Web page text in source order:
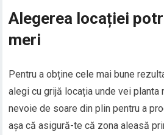
Alegerea locației
meri
Pentru a obține cele mai bune
alegi cu grijă locația unde vei planta
nevoie de soare din plin pentru a
așa că asigură-te că zona aleasă